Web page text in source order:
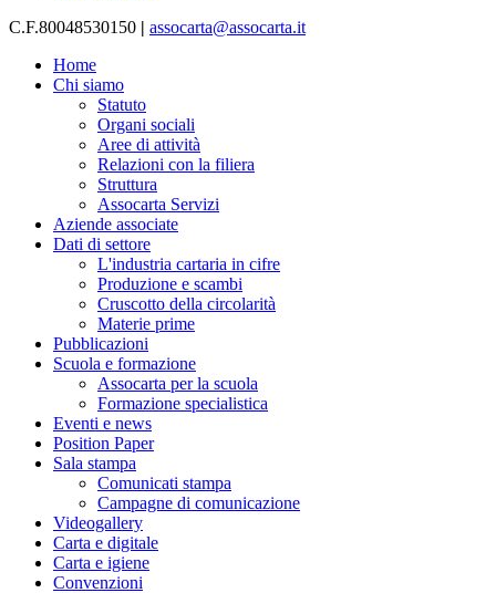
C.F.80048530150 | assocarta@assocarta.it
Home
Chi siamo
Statuto
Organi sociali
Aree di attività
Relazioni con la filiera
Struttura
Assocarta Servizi
Aziende associate
Dati di settore
L'industria cartaria in cifre
Produzione e scambi
Cruscotto della circolarità
Materie prime
Pubblicazioni
Scuola e formazione
Assocarta per la scuola
Formazione specialistica
Eventi e news
Position Paper
Sala stampa
Comunicati stampa
Campagne di comunicazione
Videogallery
Carta e digitale
Carta e igiene
Convenzioni